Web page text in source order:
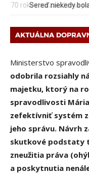
Sereď niekedy
Ministerstvo
odobrila rozsiahly
majetku, ktorý na
spravodlivosti
zefektívniť systém
jeho správu. Návrh
skutkové podstaty
zneužitia práva
a poskytnutia